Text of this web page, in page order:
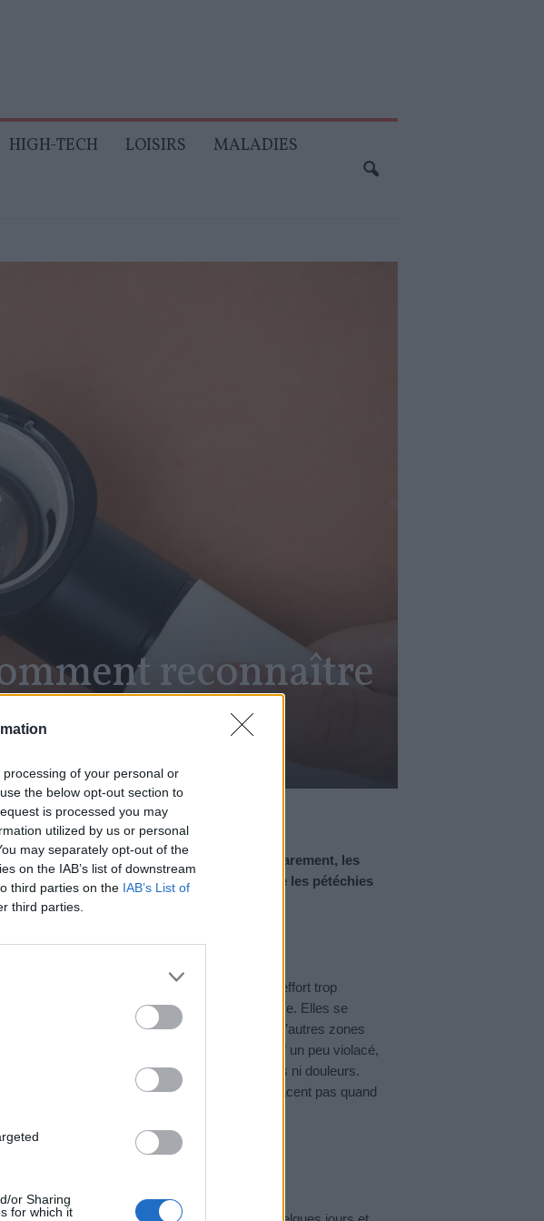
of your personal or
the below opt-out section to
is processed you may
utilized by us or personal
may separately opt-out of the
on the IAB’s list of downstream
third parties on the IAB’s List of
third parties.
or Sharing
for which it
HIGH-TECH LOISIRS MALADIES
reconnaître
Twitter
des pétéchies bénignes. Mais, plus rarement, les
sévère : découvrez comment reconnaître les pétéchies
sur la peau
par des microhémorragies résultant d’un effort trop
une origine pathologique ou médicamenteuse. Elles se
sur les jambes mais elles peuvent toucher d’autres zones
la forme de petites taches d’un rouge vif un peu violacé,
Les pétéchies n’entraînent ni démangeaisons ni douleurs.
rouges de la peau, les pétéchies ne s’effacent pas quand